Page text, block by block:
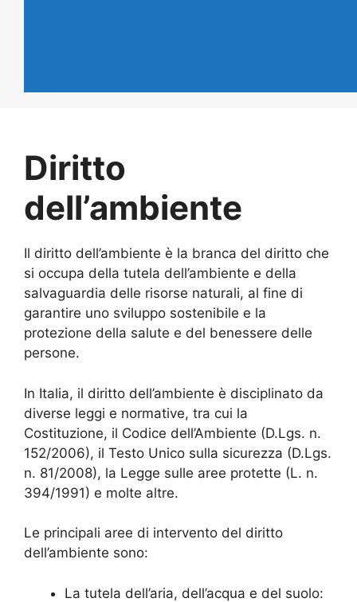
Diritto
dell’ambiente
Il diritto dell’ambiente è la branca del diritto che
si occupa della tutela dell’ambiente e della
salvaguardia delle risorse naturali, al fine di
garantire uno sviluppo sostenibile e la
protezione della salute e del benessere delle
persone.
In Italia, il diritto dell’ambiente è disciplinato da
diverse leggi e normative, tra cui la
Costituzione, il Codice dell’Ambiente (D.Lgs. n.
152/2006), il Testo Unico sulla sicurezza (D.Lgs.
n. 81/2008), la Legge sulle aree protette (L. n.
394/1991) e molte altre.
Le principali aree di intervento del diritto
dell’ambiente sono:
La tutela dell’aria, dell’acqua e del suolo: